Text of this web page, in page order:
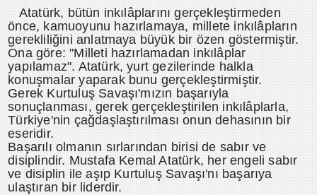
Atatürk, bütün inkılâplarını gerçekleştirmeden
önce, kamuoyunu hazırlamaya, millete inkılâpların
gerekliliğini anlatmaya büyük bir özen göstermiştir.
Ona göre: "Milleti hazırlamadan inkılâplar
yapılamaz". Atatürk, yurt gezilerinde halkla
konuşmalar yaparak bunu gerçekleştirmiştir.
Gerek Kurtuluş Savaşı'mızın başarıyla
sonuçlanması, gerek gerçekleştirilen inkılâplarla,
Türkiye'nin çağdaşlaştırılması onun dehasının bir
eseridir.
Başarılı olmanın sırlarından birisi de sabır ve
disiplindir. Mustafa Kemal Atatürk, her engeli sabır
ve disiplin ile aşıp Kurtuluş Savaşı'nı başarıya
ulaştıran bir liderdir.